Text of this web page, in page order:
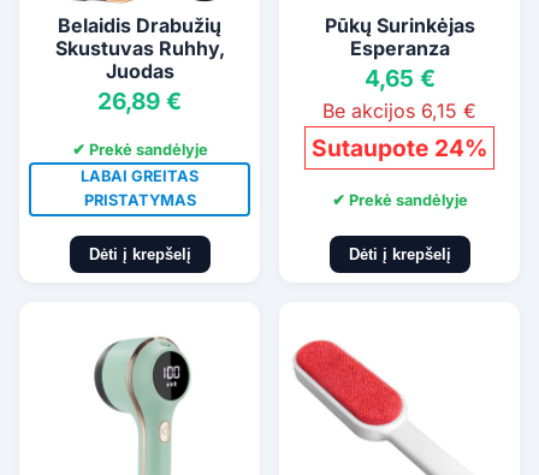
Belaidis Drabužių
Skustuvas Ruhhy,
Juodas
26,89 €
✔ Prekė sandėlyje
LABAI GREITAS
PRISTATYMAS
Dėti į krepšelį
Pūkų Surinkėjas
Esperanza
4,65 €
Be akcijos 6,15 €
Sutaupote 24%
✔ Prekė sandėlyje
Dėti į krepšelį